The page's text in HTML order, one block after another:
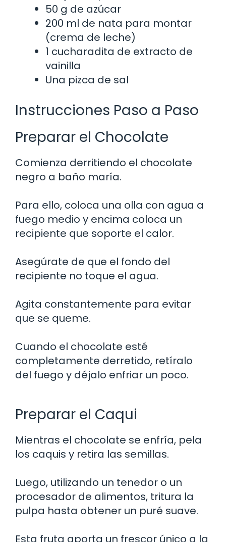
50 g de azúcar
200 ml de nata para montar
(crema de leche)
1 cucharadita de extracto de
vainilla
Una pizca de sal
Instrucciones Paso a Paso
Preparar el Chocolate
Comienza derritiendo el chocolate
negro a baño maría.
Para ello, coloca una olla con agua a
fuego medio y encima coloca un
recipiente que soporte el calor.
Asegúrate de que el fondo del
recipiente no toque el agua.
Agita constantemente para evitar
que se queme.
Cuando el chocolate esté
completamente derretido, retíralo
del fuego y déjalo enfriar un poco.
Preparar el Caqui
Mientras el chocolate se enfría, pela
los caquis y retira las semillas.
Luego, utilizando un tenedor o un
procesador de alimentos, tritura la
pulpa hasta obtener un puré suave.
Esta fruta aporta un frescor único a la